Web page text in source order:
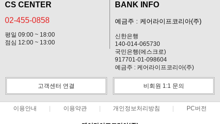
CS CENTER
02-455-0858
평일 09:00 ~ 18:00
점심 12:00 ~ 13:00
BANK INFO
예금주 : 케어라이프코리아(주)
신한은행
140-014-065730
국민은행(에스크로)
917701-01-098604
예금주 : 케어라이프코리아(주)
고객센터 연결 비회원 1:1 문의
이용안내 이용약관 개인정보처리방침 PC버전